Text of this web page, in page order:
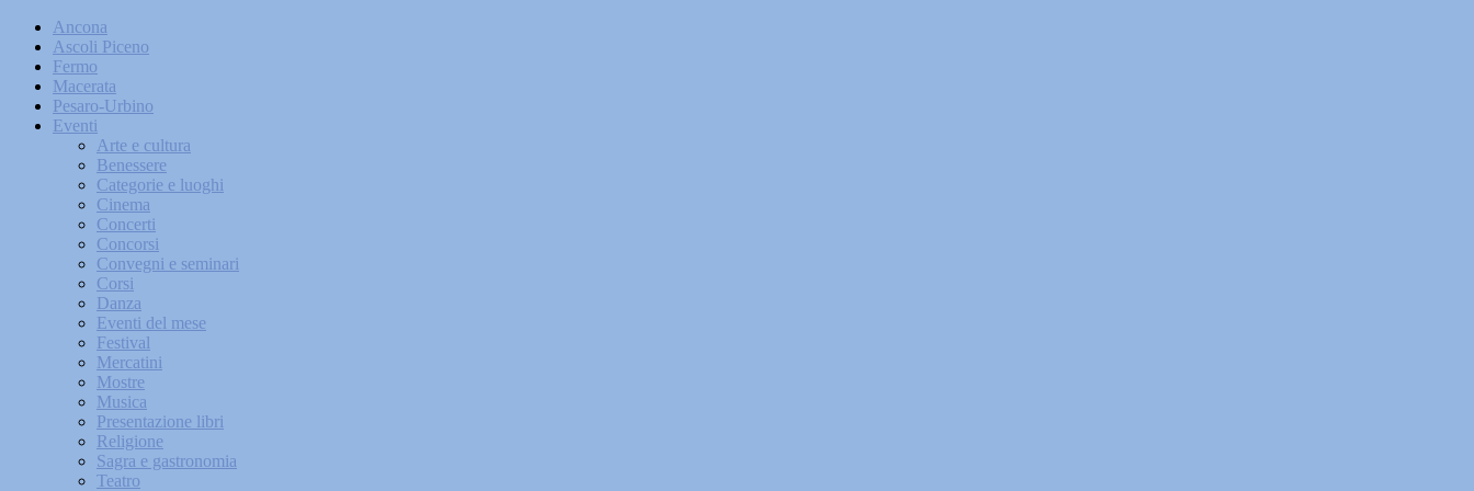
Ancona
Ascoli Piceno
Fermo
Macerata
Pesaro-Urbino
Eventi
Arte e cultura
Benessere
Categorie e luoghi
Cinema
Concerti
Concorsi
Convegni e seminari
Corsi
Danza
Eventi del mese
Festival
Mercatini
Mostre
Musica
Presentazione libri
Religione
Sagra e gastronomia
Teatro